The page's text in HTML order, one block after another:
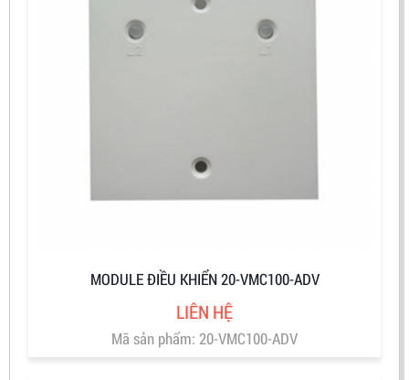
MODULE ĐIỀU KHIỂN 20-VMC100-ADV
LIÊN HỆ
Mã sản phẩm: 20-VMC100-ADV